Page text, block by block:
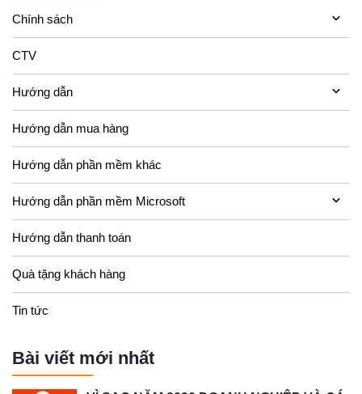
Chính sách
CTV
Hướng dẫn
Hướng dẫn mua hàng
Hướng dẫn phần mềm khác
Hướng dẫn phần mềm Microsoft
Hướng dẫn thanh toán
Quà tặng khách hàng
Tin tức
Bài viết mới nhất